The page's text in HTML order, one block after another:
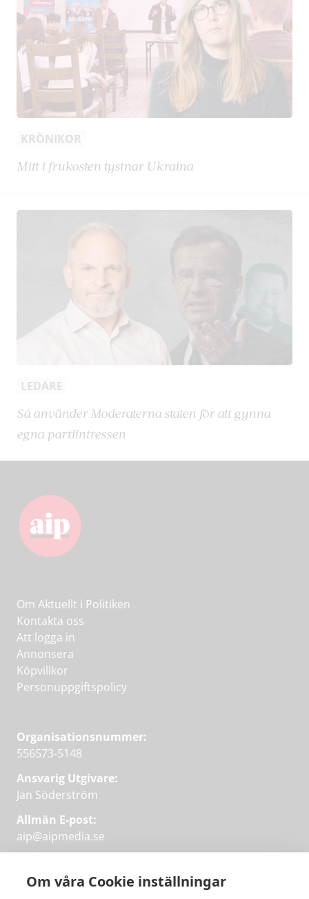
Om våra Cookie inställningar
KRÖNIKOR
Mitt i frukosten tystnar Ukraina
LEDARE
Så använder Moderaterna staten för att gynna
egna partiintressen
Om Aktuellt i Politiken
Kontakta oss
Att logga in
Annonsera
Köpvillkor
Personuppgiftspolicy
Organisationsnummer:
556573-5148
Ansvarig Utgivare:
Jan Söderström
Allmän E-post:
aip@aipmedia.se
aip@flowyinfo.seeller 08-1210 60 40.